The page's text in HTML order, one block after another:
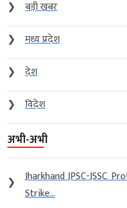
❯
बड़ी खबर
❯
मध्य प्रदेश
❯
देश
❯
विदेश
अभी-अभी
❯
Jharkhand JPSC-JSSC
Strike...